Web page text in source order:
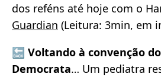
dos reféns até hoje com o
Guardian (Leitura: 3min, em
🔙 Voltando à convenção
Democrata… Um pediatra